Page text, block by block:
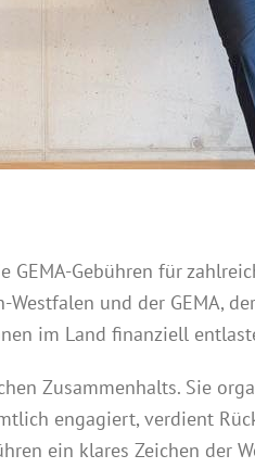
Gebühren für
und der GEMA,
im Land finanziell
Zusammenhalts. Sie
engagiert, verdient
ein klares Zeichen